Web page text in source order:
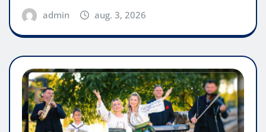
admin aug. 3, 2026